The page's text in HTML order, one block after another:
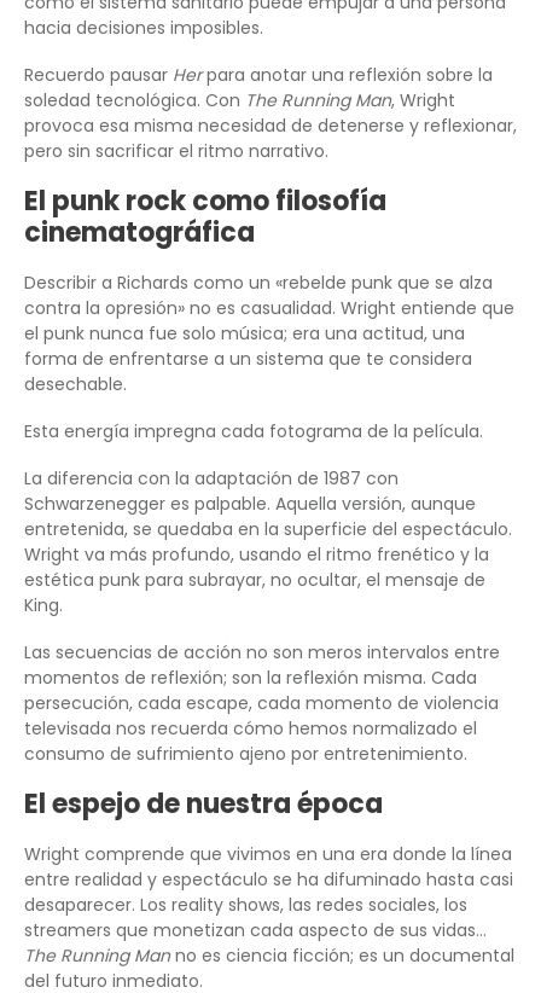
hacia decisiones imposibles.
Recuerdo pausar Herpara anotar una reflexión sobre la
soledad tecnológica. Con The Running Man, Wright
provoca esa misma necesidad de detenerse y reflexionar,
pero sin sacrificar el ritmo narrativo.
El punk rock como filosofía
cinematográfica
Describir a Richards como un «rebelde punk que se alza
contra la opresión» no es casualidad. Wright entiende que
el punk nunca fue solo música; era una actitud, una
forma de enfrentarse a un sistema que te considera
desechable.
Esta energía impregna cada fotograma de la película.
La diferencia con la adaptación de 1987 con
Schwarzenegger es palpable. Aquella versión, aunque
entretenida, se quedaba en la superficie del espectáculo.
Wright va más profundo, usando el ritmo frenético y la
estética punk para subrayar, no ocultar, el mensaje de
King.
Las secuencias de acción no son meros intervalos entre
momentos de reflexión; son la reflexión misma. Cada
persecución, cada escape, cada momento de violencia
televisada nos recuerda cómo hemos normalizado el
consumo de sufrimiento ajeno por entretenimiento.
El espejo de nuestra época
Wright comprende que vivimos en una era donde la línea
entre realidad y espectáculo se ha difuminado hasta casi
desaparecer. Los reality shows, las redes sociales, los
streamers que monetizan cada aspecto de sus vidas…
The Running Manno es ciencia ficción; es un documental
del futuro inmediato.